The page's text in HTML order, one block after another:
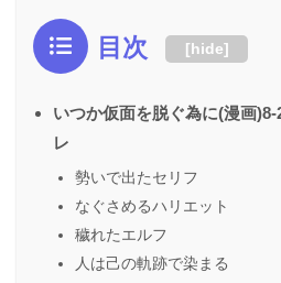
目次 [hide]
いつか仮面を脱ぐ為に(漫画
レ
勢いで出たセリフ
なぐさめるハリエット
穢れたエルフ
人は己の軌跡で染まる